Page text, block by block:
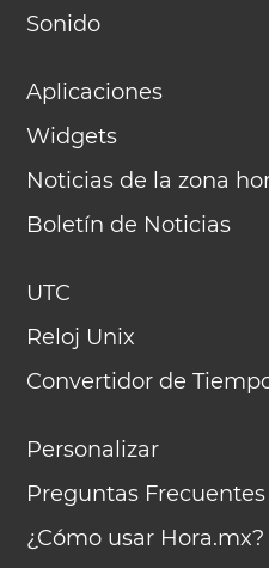
Sonido
Aplicaciones
Widgets
Noticias de la zona
Boletín de Noticias
UTC
Reloj Unix
Convertidor de
Personalizar
Preguntas Frecuentes
¿Cómo usar Hora.mx?